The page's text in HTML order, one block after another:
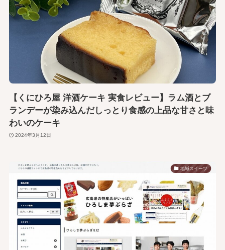
【くにひろ屋 洋酒ケーキ 実食レビュー】ラム酒とブ
ランデーが染み込んだしっとり食感の上品な甘さと味
わいのケーキ
2024年3月12日
地域スイーツ